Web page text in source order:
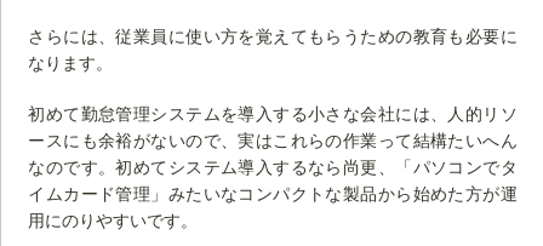
さらには、従業員に使い方を覚えてもらうための教育も必要に
なります。
初めて勤怠管理システムを導入する小さな会社には、人的リソ
ースにも余裕がないので、実はこれらの作業って結構たいへん
なのです。初めてシステム導入するなら尚更、「パソコンでタ
イムカード管理」みたいなコンパクトな製品から始めた方が運
用にのりやすいです。